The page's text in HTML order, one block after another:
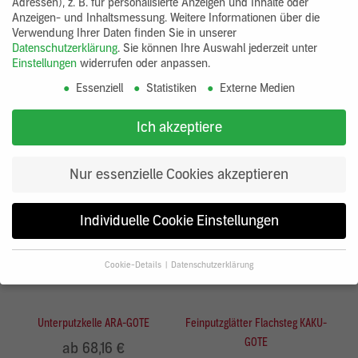
50,88 € ab 42,12 €
Unterputzkelle ARA-GOTE
ab 68,16 €
Feinputzglätter Flachsteg KAKU-
GOTE
Anzeigen- und Inhaltsmessung. Weitere Informationen über die
Verwendung Ihrer Daten finden Sie in unserer
Datenschutzerklärung. Sie können Ihre Auswahl jederzeit unter
Einstellungen widerrufen oder anpassen.
Essenziell
Statistiken Externe Medien
Ich akzeptiere
Nur essenzielle Cookies akzeptieren
Individuelle Cookie Einstellungen
Cookie-Details Datenschutzerklärung
Datenschutzeinstellungen
freiwilligen Diensten geben möchten, müssen Sie Ihre